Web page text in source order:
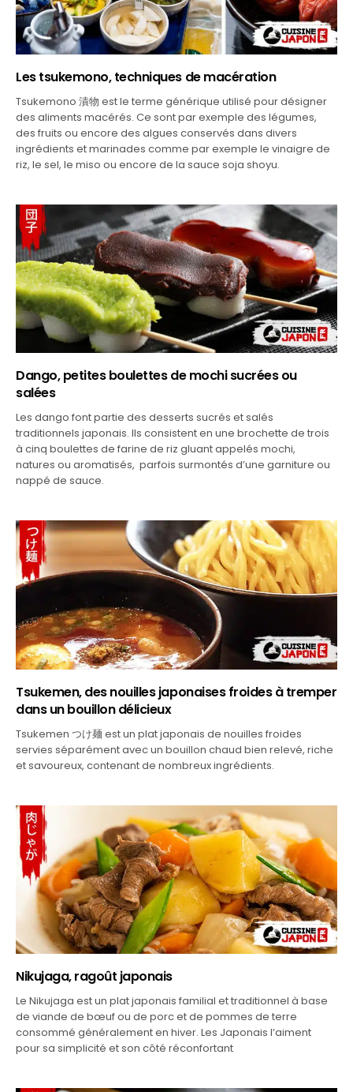
Les tsukemono, techniques de macération
Tsukemono 漬物 est le terme générique utilisé pour désigner
des aliments macérés. Ce sont par exemple des légumes,
des fruits ou encore des algues conservés dans divers
ingrédients et marinades comme par exemple le vinaigre de
riz, le sel, le miso ou encore de la sauce soja shoyu.
Dango, petites boulettes de mochi sucrées ou
salées
Les dango font partie des desserts sucrés et salés
traditionnels japonais. Ils consistent en une brochette de trois
à cinq boulettes de farine de riz gluant appelés mochi,
natures ou aromatisés, parfois surmontés d’une garniture ou
nappé de sauce.
Tsukemen, des nouilles japonaises froides à tremper
dans un bouillon délicieux
Tsukemen つけ麺 est un plat japonais de nouilles froides
servies séparément avec un bouillon chaud bien relevé, riche
et savoureux, contenant de nombreux ingrédients.
Nikujaga, ragoût japonais
Le Nikujaga est un plat japonais familial et traditionnel à base
de viande de bœuf ou de porc et de pommes de terre
consommé généralement en hiver. Les Japonais l’aiment
pour sa simplicité et son côté réconfortant